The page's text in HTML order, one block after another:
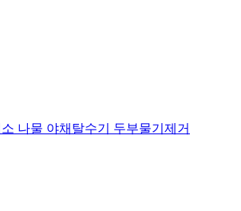
나물 야채탈수기 두부물기제거